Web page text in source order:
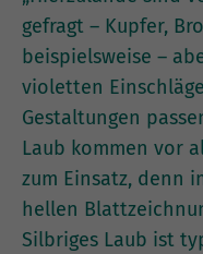
gefragt – Kupfer,
beispielsweise –
violetten
Gestaltungen
Laub kommen vor
zum Einsatz, denn
hellen
Silbriges Laub ist